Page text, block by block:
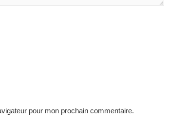
pour mon prochain commentaire.